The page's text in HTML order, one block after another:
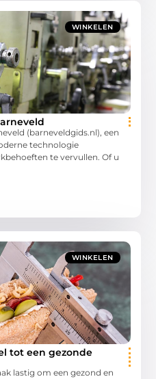
WINKELEN
(barneveldgids.nl), een
technologie
te vervullen. Of u
WINKELEN
tot een gezonde
lastig om een gezond en